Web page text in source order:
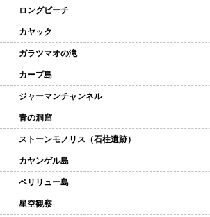
ロングビーチ
カヤック
ガラツマオの滝
カープ島
ジャーマンチャンネル
青の洞窟
ストーンモノリス（石柱遺跡）
カヤンゲル島
ペリリュー島
星空観察